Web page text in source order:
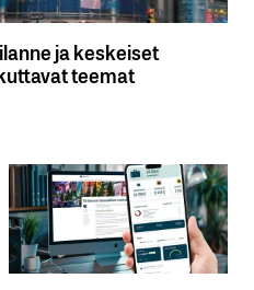
ja keskeiset
teemat